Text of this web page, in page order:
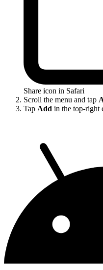
Share icon in Safari
Scroll the menu and tap
Tap Add in the top-right